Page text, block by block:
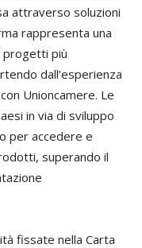
attraverso soluzioni
rappresenta una
progetti più
dall’esperienza
Unioncamere. Le
in via di sviluppo
per accedere e
superando il
fissate nella Carta